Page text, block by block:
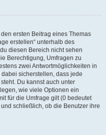
ersten Beitrag eines Themas
erstellen“ unterhalb des
diesen Bereich nicht sehen
Berechtigung, Umfragen zu
zwei Antwortmöglichkeiten in
sicherstellen, dass jede
Du kannst auch unter
wie viele Optionen ein
für die Umfrage gilt (0 bedeutet
schließlich, ob die Benutzer ihre